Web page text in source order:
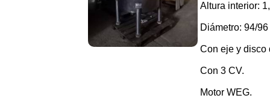
Altura interior:
Diámetro: 94/96
Con eje y disco
Con 3 CV.
Motor WEG.